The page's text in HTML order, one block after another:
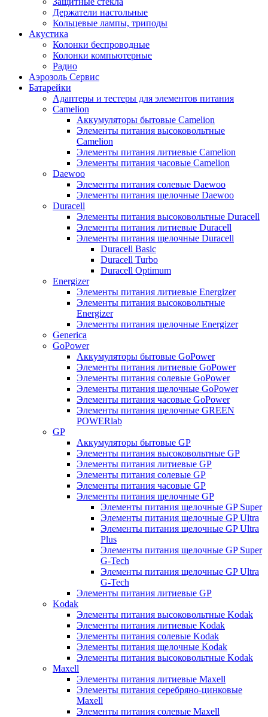
Держатели настольные
Кольцевые лампы, триподы
Акустика
Колонки беспроводные
Колонки компьютерные
Радио
Аэрозоль Сервис
Батарейки
Aдаптеры и тестеры для элементов питания
Camelion
Аккумуляторы бытовые Camelion
Элементы питания высоковольтные
Camelion
Элементы питания литиевые Camelion
Элементы питания часовые Camelion
Daewoo
Элементы питания солевые Daewoo
Элементы питания щелочные Daewoo
Duracell
Элементы питания высоковольтные Duracell
Элементы питания литиевые Duracell
Элементы питания щелочные Duracell
Duracell Basic
Duracell Turbo
Duracell Optimum
Energizer
Элементы питания литиевые Energizer
Элементы питания высоковольтные
Energizer
Элементы питания щелочные Energizer
Generica
GoPower
Аккумуляторы бытовые GoPower
Элементы питания литиевые GoPower
Элементы питания солевые GoPower
Элементы питания щелочные GoPower
Элементы питания часовые GoPower
Элементы питания щелочные GREEN
POWERlab
GP
Аккумуляторы бытовые GP
Элементы питания высоковольтные GP
Элементы питания литиевые GP
Элементы питания солевые GP
Элементы питания часовые GP
Элементы питания щелочные GP
Элементы питания щелочные GP Super
Элементы питания щелочные GP Ultra
Элементы питания щелочные GP Ultra
Plus
Элементы питания щелочные GP Super
G-Tech
Элементы питания щелочные GP Ultra
G-Tech
Элементы питания литиевые GP
Kodak
Элементы питания высоковольтные Kodak
Элементы питания литиевые Kodak
Элементы питания солевые Kodak
Элементы питания щелочные Kodak
Элементы питания высоковольтные Kodak
Maxell
Элементы питания литиевые Maxell
Элементы питания серебряно-цинковые
Maxell
Элементы питания солевые Maxell